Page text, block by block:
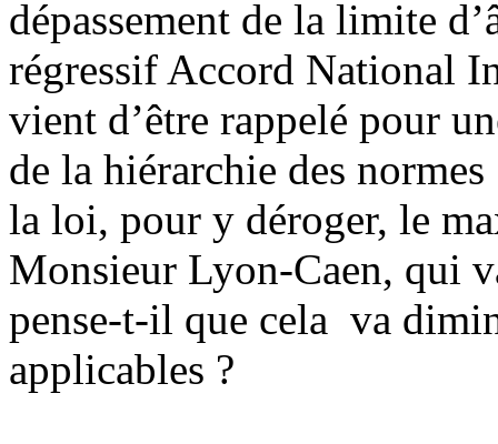
dépassement de la limite
régressif Accord National
vient d’être rappelé pour
de la hiérarchie des
la loi, pour y déroger, le
Monsieur Lyon-Caen, qui
pense-t-il que cela va
applicables ?